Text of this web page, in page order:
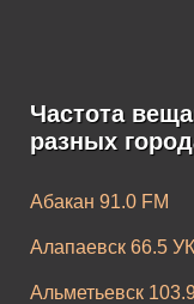
Частота
разных
Абакан 91.0 FM
Алапаевск 66.5
Альметьевск